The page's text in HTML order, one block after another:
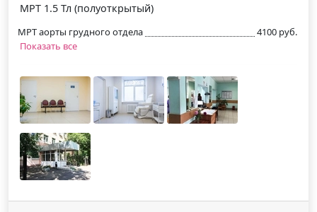
МРТ 1.5 Тл (полуоткрытый)
МРТ аорты грудного отдела
4100 руб.
Показать все